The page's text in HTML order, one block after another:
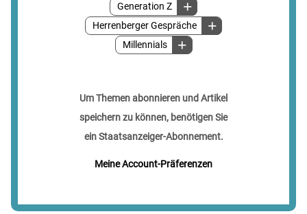
Generation Z
Herrenberger Gespräche
Millennials
Um Themen abonnieren und Artikel
speichern zu können, benötigen Sie
ein Staatsanzeiger-Abonnement.
Meine Account-Präferenzen